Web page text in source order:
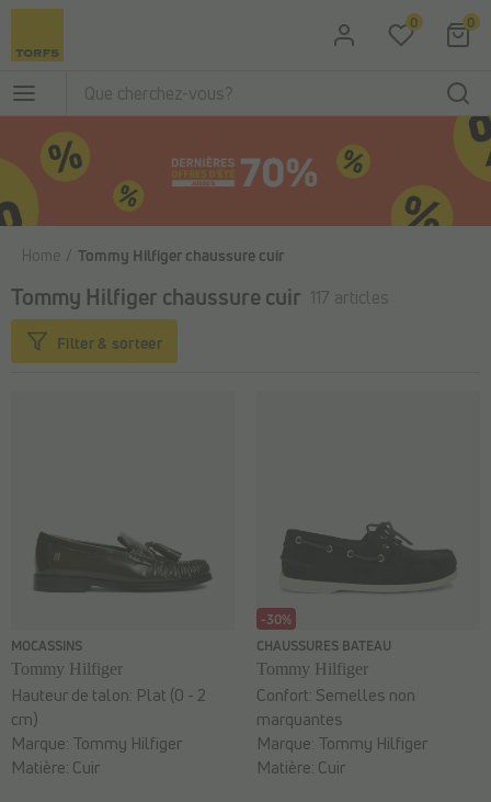
Passer au contenu principal 0 0
Home Tommy Hilfiger chaussure cuir
Tommy Hilfiger chaussure cuir 117 articles
Filter & sorteer
MOCASSINS
Tommy Hilfiger
Hauteur de talon: Plat (0 - 2
cm)
Marque: Tommy Hilfiger
Matière: Cuir
-30%
CHAUSSURES BATEAU
Tommy Hilfiger
Confort: Semelles non
marquantes
Marque: Tommy Hilfiger
Matière: Cuir